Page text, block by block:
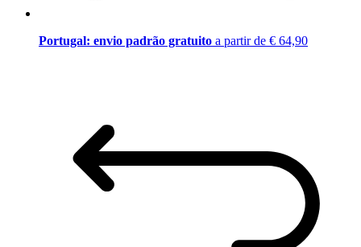
Portugal: envio padrão gratuito a partir de € 64,90